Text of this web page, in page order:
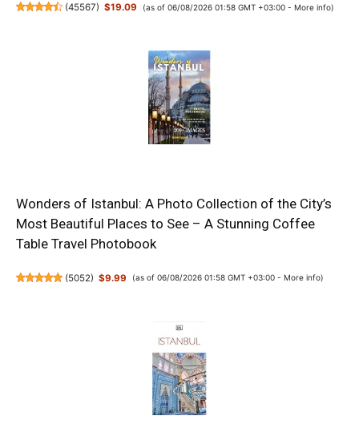
(45567) $19.09 (as of 06/08/2026 01:58 GMT +03:00 - More info)
Wonders of Istanbul: A Photo Collection of the City’s
Most Beautiful Places to See – A Stunning Coffee
Table Travel Photobook
(5052) $9.99 (as of 06/08/2026 01:58 GMT +03:00 - More info)